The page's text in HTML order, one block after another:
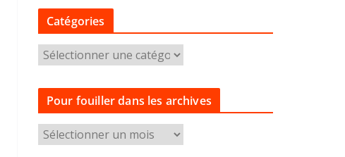
Catégories
a
t
g
Pour fouiller dans les archives
o